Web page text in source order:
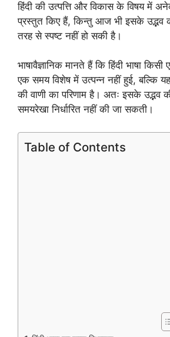
हिंदी की उत्पत्ति और विकास के विषय में अनेक
प्रस्तुत किए हैं, किन्तु आज भी इसके उद्भव
तरह से स्पष्ट नहीं हो सकी है।
भाषावैज्ञानिक मानते हैं कि हिंदी भाषा किसी
एक समय विशेष में उत्पन्न नहीं हुई, बल्कि
की वाणी का परिणाम है। अतः इसके उद्भव
समयरेखा निर्धारित नहीं की जा सकती।
Table of Contents